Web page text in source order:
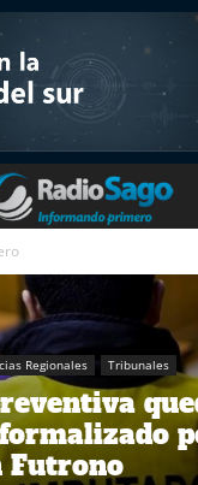
Regionales Tribunales
Futrono